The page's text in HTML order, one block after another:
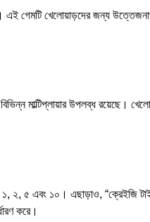
গেমটি খেলোয়াড়দের জন্য
মাল্টিপ্লায়ার উপলব্ধ রয়েছে।
১, ২, ৫ এবং ১০। এছাড়াও, “ক্রেইজি
করে।